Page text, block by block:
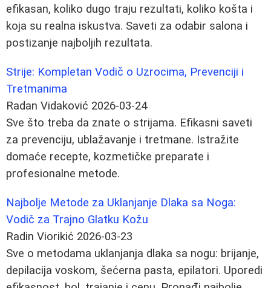
efikasan, koliko dugo traju rezultati, koliko košta i
koja su realna iskustva. Saveti za odabir salona i
postizanje najboljih rezultata.
Strije: Kompletan Vodič o Uzrocima, Prevenciji i
Tretmanima
Radan Vidaković 2026-03-24
Sve što treba da znate o strijama. Efikasni saveti
za prevenciju, ublažavanje i tretmane. Istražite
domaće recepte, kozmetičke preparate i
profesionalne metode.
Najbolje Metode za Uklanjanje Dlaka sa Noga:
Vodič za Trajno Glatku Kožu
Radin Viorikić 2026-03-23
Sve o metodama uklanjanja dlaka sa nogu: brijanje,
depilacija voskom, šećerna pasta, epilatori. Uporedi